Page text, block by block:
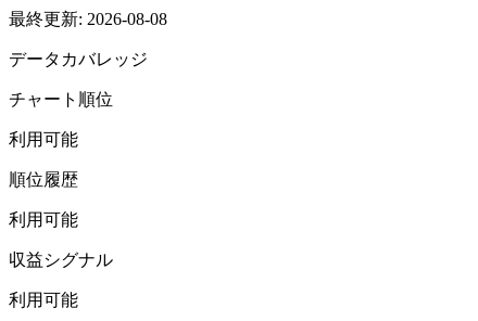
最終更新: 2026-08-08
データカバレッジ
チャート順位
利用可能
順位履歴
利用可能
収益シグナル
利用可能